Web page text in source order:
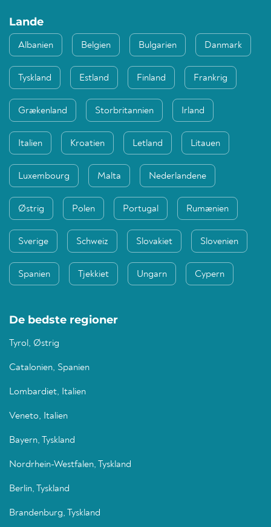
Lande
Albanien Belgien Bulgarien Danmark
Tyskland Estland Finland Frankrig
Grækenland Storbritannien Irland
Italien Kroatien Letland Litauen
Luxembourg Malta Nederlandene
Østrig Polen Portugal Rumænien
Sverige Schweiz Slovakiet Slovenien
Spanien Tjekkiet Ungarn Cypern
De bedste regioner
Tyrol, Østrig
Catalonien, Spanien
Lombardiet, Italien
Veneto, Italien
Bayern, Tyskland
Nordrhein-Westfalen, Tyskland
Berlin, Tyskland
Brandenburg, Tyskland